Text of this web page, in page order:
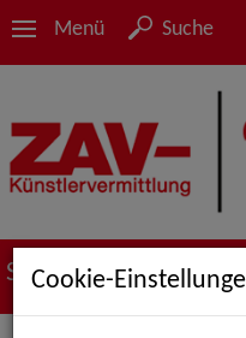
Menü Suche
Suche nach
Cookie-